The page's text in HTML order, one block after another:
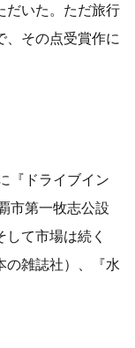
だいた。ただ旅行
、その点受賞作に
『ドライブイン
市第一牧志公設
て市場は続く
の雑誌社）、『水